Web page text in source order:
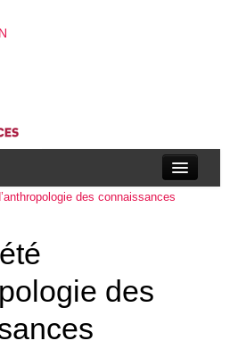
des connaissances
des connaissances
des